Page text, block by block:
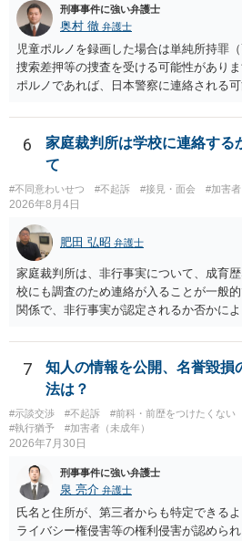
刑事事件に強い弁護士
奥村 徹 弁護士
児童ポルノを録画した場合は単純所持罪
捜索差押等の捜査を受ける可能性があ
ポルノであれば、日本警察に連絡され
るなり、警察に相談するなり、検討して
6
家庭裁判所は学校に連絡する
て
#不同意わいせつ #不起訴 #接見・面会 #加害者
2026年8月4日
肥田 弘昭 弁護士
家庭裁判所は、非行事実について、成育
校にも調査のため連絡が入ることが一般
関係で、非行事実が認定されるか否かに
ば無罪であり、非行がないのですから、
ます。ご参考にしてください。
7
知人の情報を公開、名誉毀損
法は？
#示談交渉 #不起訴 #前科・前歴をつけたくない
#執行猶予
#加害者（未成年）
2026年7月30日
刑事事件に強い弁護士
泉 亮介 弁護士
氏名と住所が、第三者からも特定できる
ライバシー権侵害等の権利侵害が認めら